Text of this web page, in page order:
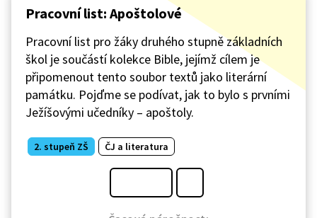
Pracovní list: Apoštolové
Pracovní list pro žáky druhého stupně základních
škol je součástí kolekce Bible, jejímž cílem je
připomenout tento soubor textů jako literární
památku. Pojďme se podívat, jak to bylo s prvními
Ježíšovými učedníky – apoštoly.
2. stupeň ZŠ ČJ a literatura